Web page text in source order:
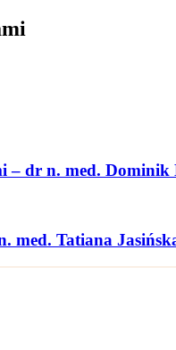
– dr n. med. Dominik
med. Tatiana